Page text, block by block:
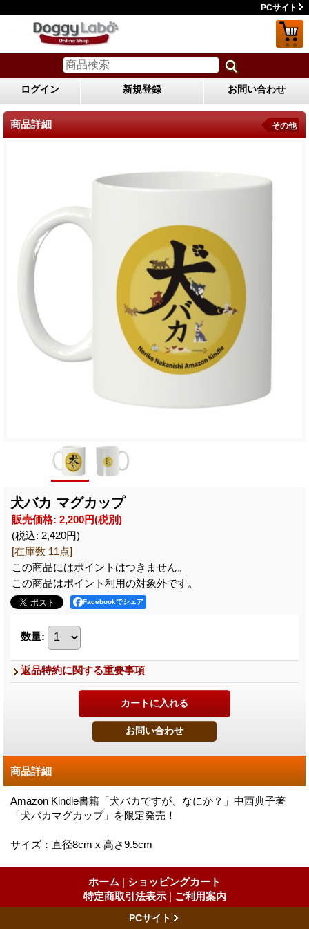
PCサイト
ログイン 新規登録 お問い合わせ
商品詳細 その他
犬バカ マグカップ
販売価格: 2,200円(税別)
(税込: 2,420円)
[在庫数 11点]
この商品にはポイントはつきません。
この商品はポイント利用の対象外です。
Facebookでシェア
数量:
返品特約に関する重要事項
商品詳細
Amazon Kindle書籍「犬バカですが、なにか？」中西典子著
「犬バカマグカップ」を限定発売！
サイズ：直径8cm x 高さ9.5cm
ホーム | ショッピングカート
特定商取引法表示 | ご利用案内
PCサイト